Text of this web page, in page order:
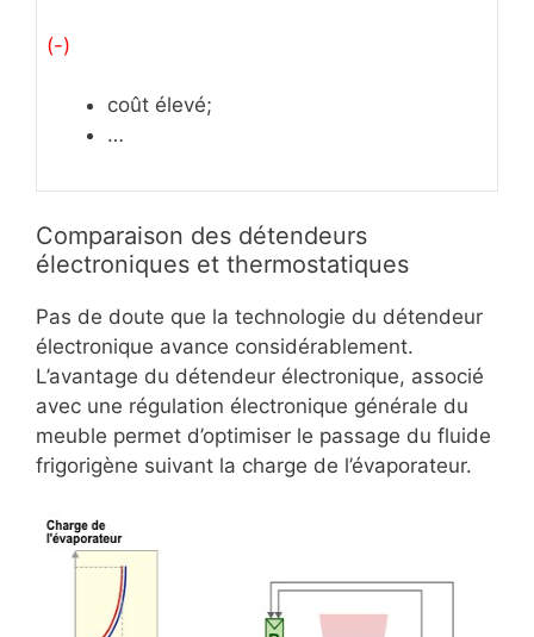
(-)
coût élevé;
…
Comparaison des détendeurs
électroniques et thermostatiques
Pas de doute que la technologie du détendeur
électronique avance considérablement.
L’avantage du détendeur électronique, associé
avec une régulation électronique générale du
meuble permet d’optimiser le passage du fluide
frigorigène suivant la charge de l’évaporateur.